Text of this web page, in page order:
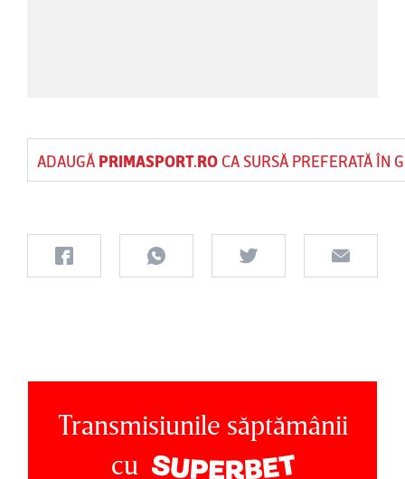
ADAUGĂ PRIMASPORT.ROCA SURSĂ PREFERATĂ ÎN
Transmisiunile săptămânii
cu